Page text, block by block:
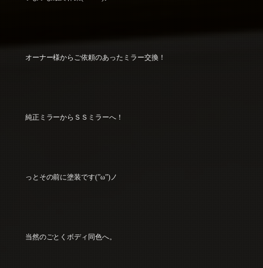
オーナー様からご依頼のあったミラー交換！
純正ミラーからＳＳミラーへ！
っとその前に塗装です(”ω”)ノ
当然のごとくボディ同色へ。